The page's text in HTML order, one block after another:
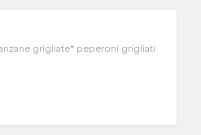
grigliate* peperoni grigliati